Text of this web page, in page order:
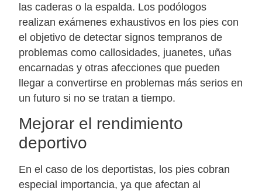
las caderas o la espalda. Los podólogos
realizan exámenes exhaustivos en los pies con
el objetivo de detectar signos tempranos de
problemas como callosidades, juanetes, uñas
encarnadas y otras afecciones que pueden
llegar a convertirse en problemas más serios en
un futuro si no se tratan a tiempo.
Mejorar el rendimiento
deportivo
En el caso de los deportistas, los pies cobran
especial importancia, ya que afectan al